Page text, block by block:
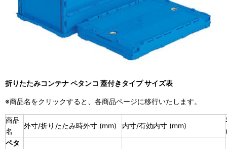
折りたたみコンテナ ペタンコ 蓋付きタイプ サイズ表
※商品名をクリックすると、各商品ページに移行いたします。
商品
名
外寸/折りたたみ時外寸 (mm) 内寸/有効内寸 (mm)
ペタ